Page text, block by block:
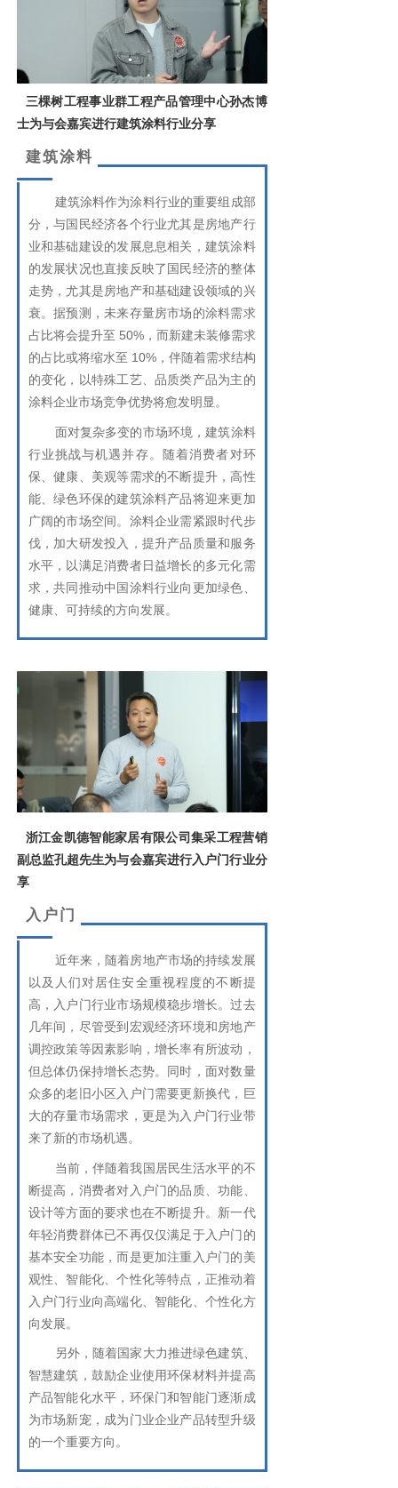
三棵树工程事业群工程产品管理中心孙杰博
士为与会嘉宾进行建筑涂料行业分享
建筑涂料
建筑涂料作为涂料行业的重要组成部
分，与国民经济各个行业尤其是房地产行
业和基础建设的发展息息相关，建筑涂料
的发展状况也直接反映了国民经济的整体
走势，尤其是房地产和基础建设领域的兴
衰。据预测，未来存量房市场的涂料需求
占比将会提升至 50%，而新建未装修需求
的占比或将缩水至 10%，伴随着需求结构
的变化，以特殊工艺、品质类产品为主的
涂料企业市场竞争优势将愈发明显。
面对复杂多变的市场环境，建筑涂料
行业挑战与机遇并存。随着消费者对环
保、健康、美观等需求的不断提升，高性
能、绿色环保的建筑涂料产品将迎来更加
广阔的市场空间。涂料企业需紧跟时代步
伐，加大研发投入，提升产品质量和服务
水平，以满足消费者日益增长的多元化需
求，共同推动中国涂料行业向更加绿色、
健康、可持续的方向发展。
浙江金凯德智能家居有限公司集采工程营销
副总监孔超先生为与会嘉宾进行入户门行业分
享
入户门
近年来，随着房地产市场的持续发展
以及人们对居住安全重视程度的不断提
高，入户门行业市场规模稳步增长。过去
几年间，尽管受到宏观经济环境和房地产
调控政策等因素影响，增长率有所波动，
但总体仍保持增长态势。同时，面对数量
众多的老旧小区入户门需要更新换代，巨
大的存量市场需求，更是为入户门行业带
来了新的市场机遇。
当前，伴随着我国居民生活水平的不
断提高，消费者对入户门的品质、功能、
设计等方面的要求也在不断提升。新一代
年轻消费群体已不再仅仅满足于入户门的
基本安全功能，而是更加注重入户门的美
观性、智能化、个性化等特点，正推动着
入户门行业向高端化、智能化、个性化方
向发展。
另外，随着国家大力推进绿色建筑、
智慧建筑，鼓励企业使用环保材料并提高
产品智能化水平，环保门和智能门逐渐成
为市场新宠，成为门业企业产品转型升级
的一个重要方向。